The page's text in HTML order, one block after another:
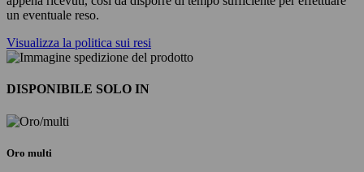
un eventuale reso.
Visualizza la politica sui resi
DISPONIBILE SOLO IN
Oro multi